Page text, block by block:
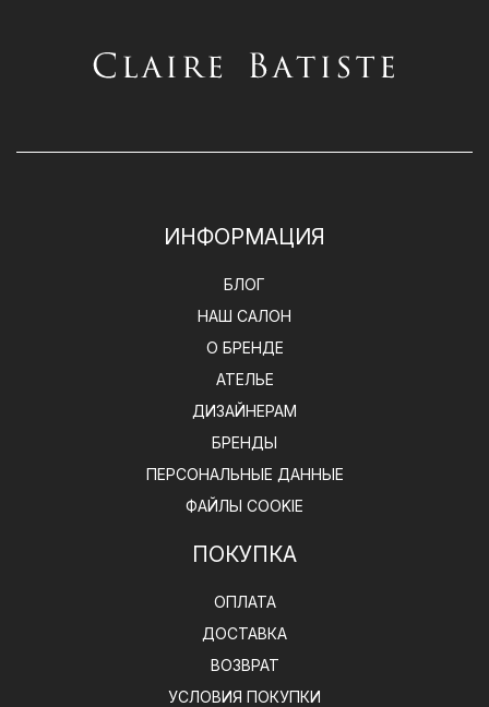
ИНФОРМАЦИЯ
БЛОГ
НАШ САЛОН
О БРЕНДЕ
АТЕЛЬЕ
ДИЗАЙНЕРАМ
БРЕНДЫ
ПЕРСОНАЛЬНЫЕ ДАННЫЕ
ФАЙЛЫ COOKIE
ПОКУПКА
ОПЛАТА
ДОСТАВКА
ВОЗВРАТ
УСЛОВИЯ ПОКУПКИ